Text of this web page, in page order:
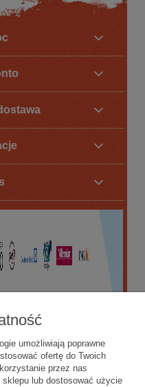
umożliwiają poprawne
ofertę do Twoich
przez nas
lub dostosować użycie